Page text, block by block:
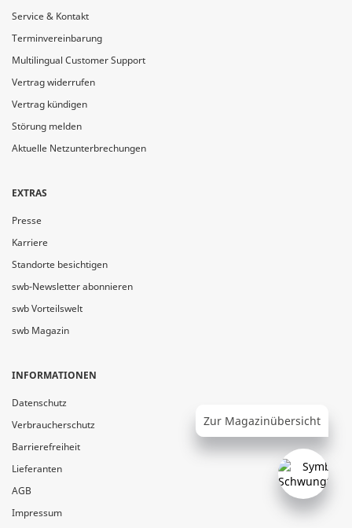
Zur Magazinübersicht
Service & Kontakt
Terminvereinbarung
Multilingual Customer Support
Vertrag widerrufen
Vertrag kündigen
Störung melden
Aktuelle Netzunterbrechungen
EXTRAS
Presse
Karriere
Standorte besichtigen
swb-Newsletter abonnieren
swb Vorteilswelt
swb Magazin
INFORMATIONEN
Datenschutz
Verbraucherschutz
Barrierefreiheit
Lieferanten
AGB
Impressum